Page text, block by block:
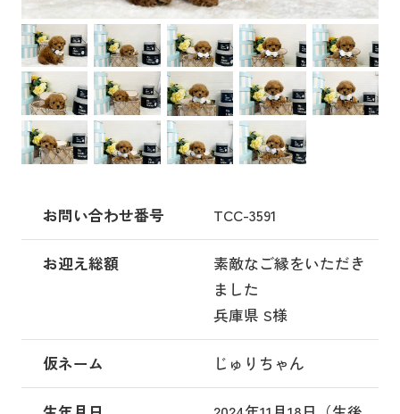
お問い合わせ番号 TCC-3591
お迎え総額
素敵なご縁をいただき
ました
兵庫県 S様
仮ネーム じゅりちゃん